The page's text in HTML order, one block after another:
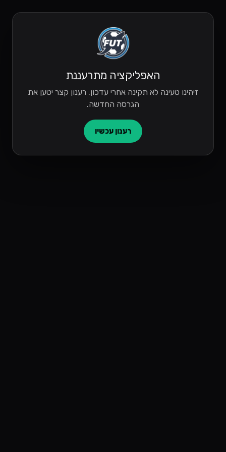
האפליקציה מתרעננת
זיהינו טעינה לא תקינה אחרי עדכון. רענון קצר יטען את
הגרסה החדשה.
רענון עכשיו